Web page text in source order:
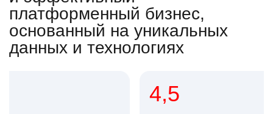
платформенный бизнес,
основанный на уникальных
данных и технологиях